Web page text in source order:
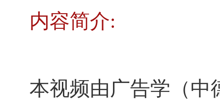
内容简介:
本视频由广告学（中